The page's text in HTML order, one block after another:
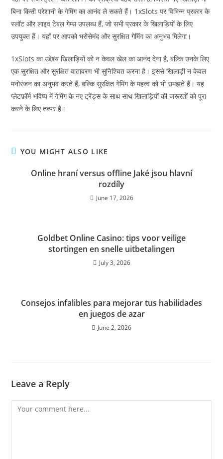
बिना किसी परेशानी के गेमिंग का आनंद ले सकते हैं। 1xSlots पर विभिन्न प्रकार के
स्लॉट और लाइव टेबल गेम्स उपलब्ध हैं, जो सभी प्रकार के खिलाड़ियों के लिए
उपयुक्त हैं। यहाँ पर आपको भरोसेमंद और सुरक्षित गेमिंग का अनुभव मिलेगा।
1xSlots का उद्देश्य खिलाड़ियों को न केवल खेल का आनंद देना है, बल्कि उनके लिए
एक सुरक्षित और सुरक्षित वातावरण भी सुनिश्चित करना है। इससे खिलाड़ी न केवल
मनोरंजन का अनुभव करते हैं, बल्कि सुरक्षित गेमिंग के महत्व को भी समझते हैं। यह
प्लेटफ़ॉर्म भविष्य में गेमिंग के नए ट्रेंड्स के साथ साथ खिलाड़ियों की जरूरतों को पूरा
करने के लिए तत्पर है।
YOU MIGHT ALSO LIKE
Online hraní versus offline Jaké jsou hlavní
rozdíly
June 17, 2026
Goldbet Online Casino: tips voor veilige
stortingen en snelle uitbetalingen
July 3, 2026
Consejos infalibles para mejorar tus habilidades
en juegos de azar
June 2, 2026
Leave a Reply